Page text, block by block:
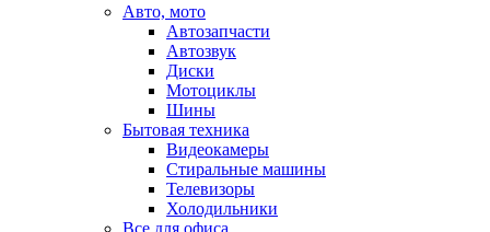
Авто, мото
Автозапчасти
Автозвук
Диски
Мотоциклы
Шины
Бытовая техника
Видеокамеры
Стиральные машины
Телевизоры
Холодильники
Все для офиса